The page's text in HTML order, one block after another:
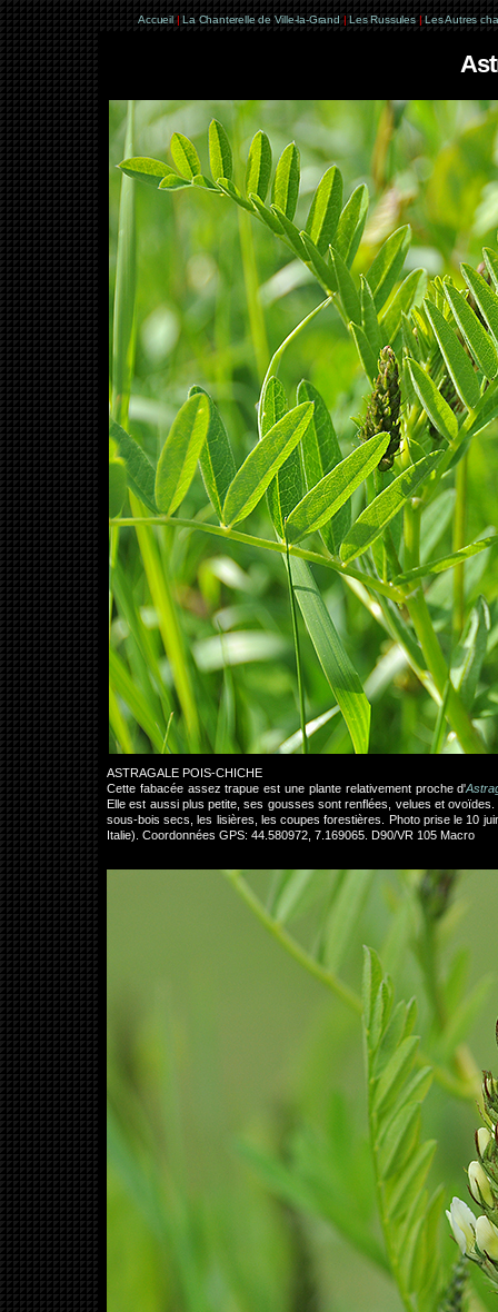
Accueil | La Chanterelle de Ville-la-Grand | Les Russules | Les Autres
ASTRAGALE POIS-CHICHE
Cette fabacée assez trapue est une plante relativement proche d'
Elle est aussi plus petite, ses gousses sont renflées, velues et
sous-bois secs, les lisières, les coupes forestières. Photo prise le 10
Italie). Coordonnées GPS: 44.580972, 7.169065. D90/VR 105 Macro